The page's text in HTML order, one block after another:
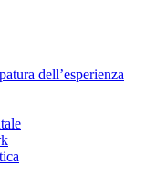
dell’esperienza